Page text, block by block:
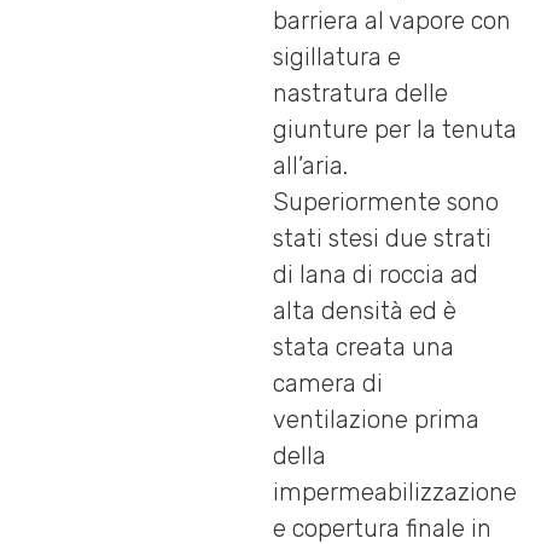
barriera al vapore con
sigillatura e
nastratura delle
giunture per la tenuta
all’aria.
Superiormente sono
stati stesi due strati
di lana di roccia ad
alta densità ed è
stata creata una
camera di
ventilazione prima
della
impermeabilizzazione
e copertura finale in